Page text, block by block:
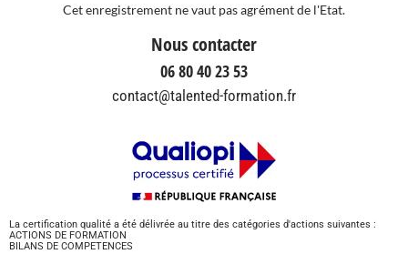
Cet enregistrement ne vaut pas agrément de l'Etat.
Nous contacter
06 80 40 23 53
contact@talented-formation.fr
La certification qualité a été délivrée au titre des catégories d'actions suivantes :
ACTIONS DE FORMATION
BILANS DE COMPETENCES